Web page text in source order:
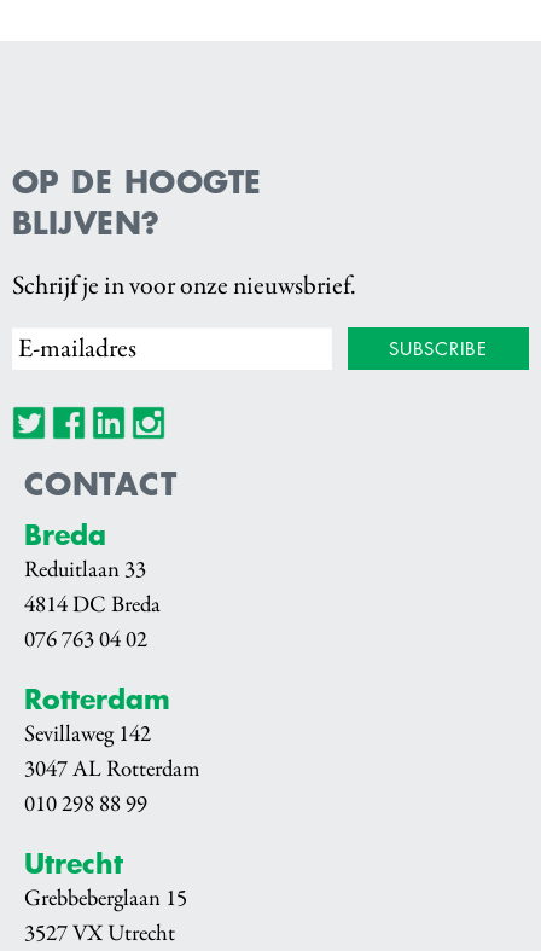
OP DE HOOGTE
BLIJVEN?
Schrijf je in voor onze nieuwsbrief.
CONTACT
Breda
Reduitlaan 33
4814 DC Breda
076 763 04 02
Rotterdam
Sevillaweg 142
3047 AL Rotterdam
010 298 88 99
Utrecht
Grebbeberglaan 15
3527 VX Utrecht